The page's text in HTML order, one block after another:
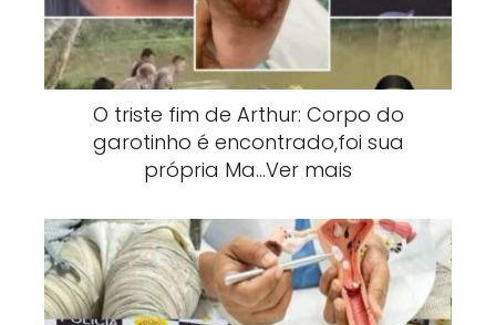
O triste fim de Arthur: Corpo do
garotinho é encontrado,foi sua
própria Ma…Ver mais